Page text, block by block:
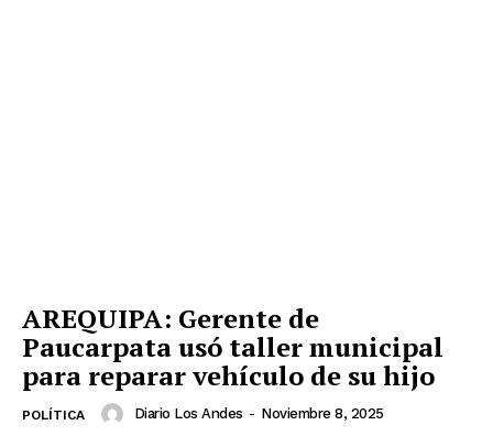
AREQUIPA: Gerente de
Paucarpata usó taller municipal
para reparar vehículo de su hijo
POLÍTICA Diario Los Andes - Noviembre 8, 2025